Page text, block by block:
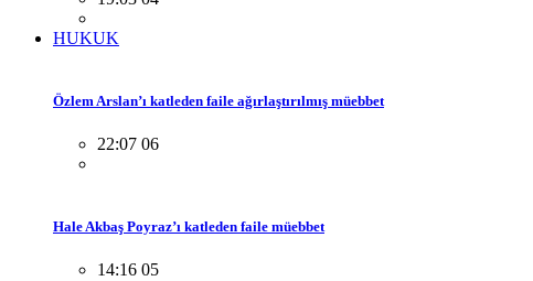
HUKUK
Özlem Arslan’ı katleden faile ağırlaştırılmış müebbet
22:07 06
Hale Akbaş Poyraz’ı katleden faile müebbet
14:16 05